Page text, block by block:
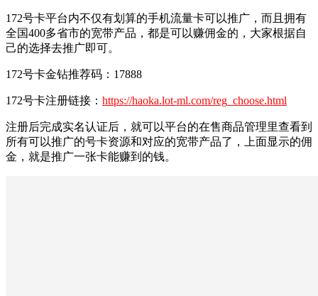
172号卡平台内不仅有划算的手机流量卡可以推广，而且拥有
全国400多省市的宽带产品，都是可以赚佣金的，大家根据自
己的选择去推广即可。
172号卡金钻推荐码：17888
172号卡注册链接： https://haoka.lot-ml.com/reg_choose.html
注册后完成实名认证后，就可以平台的在售商品管理里查看到
所有可以推广的号卡资源和对应的宽带产品了，上面显示的佣
金，就是推广一张卡能赚到的钱。